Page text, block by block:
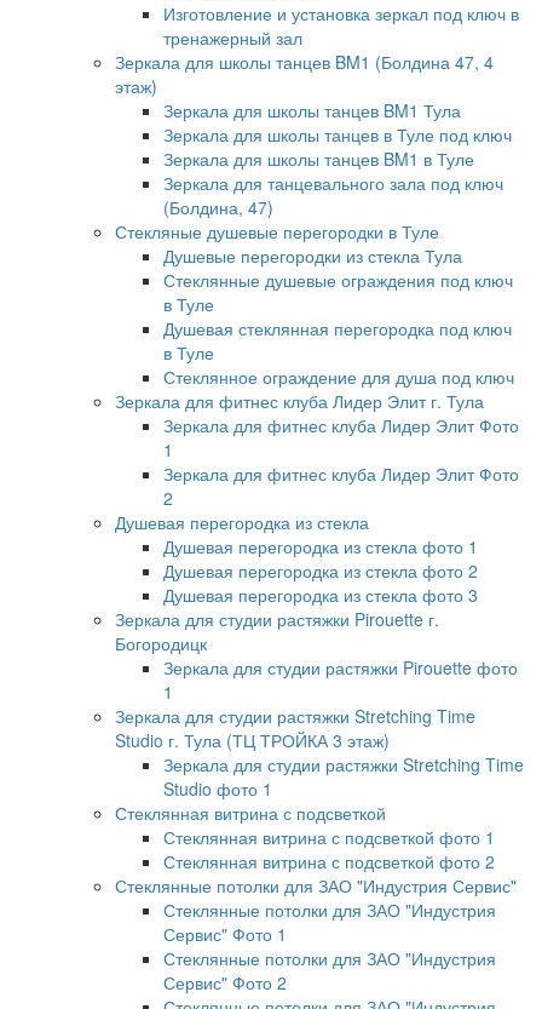
Изготовление и установка зеркал под ключ в
тренажерный зал
Зеркала для школы танцев BM1 (Болдина 47, 4
этаж)
Зеркала для школы танцев BM1 Тула
Зеркала для школы танцев в Туле под ключ
Зеркала для школы танцев BM1 в Туле
Зеркала для танцевального зала под ключ
(Болдина, 47)
Стекляные душевые перегородки в Туле
Душевые перегородки из стекла Тула
Стеклянные душевые ограждения под ключ
в Туле
Душевая стеклянная перегородка под ключ
в Туле
Стеклянное ограждение для душа под ключ
Зеркала для фитнес клуба Лидер Элит г. Тула
Зеркала для фитнес клуба Лидер Элит Фото
1
Зеркала для фитнес клуба Лидер Элит Фото
2
Душевая перегородка из стекла
Душевая перегородка из стекла фото 1
Душевая перегородка из стекла фото 2
Душевая перегородка из стекла фото 3
Зеркала для студии растяжки Pirouette г.
Богородицк
Зеркала для студии растяжки Pirouette фото
1
Зеркала для студии растяжки Stretching Time
Studio г. Тула (ТЦ ТРОЙКА 3 этаж)
Зеркала для студии растяжки Stretching Time
Studio фото 1
Стеклянная витрина с подсветкой
Стеклянная витрина с подсветкой фото 1
Стеклянная витрина с подсветкой фото 2
Стеклянные потолки для ЗАО "Индустрия Сервис"
Стеклянные потолки для ЗАО "Индустрия
Сервис" Фото 1
Стеклянные потолки для ЗАО "Индустрия
Сервис" Фото 2